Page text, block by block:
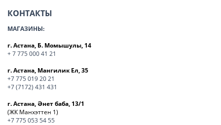
КОНТАКТЫ
МАГАЗИНЫ:
г. Астана, Б. Момышулы, 14
+ 7 775 000 41 21
г. Астана, Мангилик Ел, 35
+7 775 019 20 21
+7 (7172) 431 431
г. Астана, Әнет баба, 13/1
(ЖК Манхэттен 1)
+7 775 053 54 55